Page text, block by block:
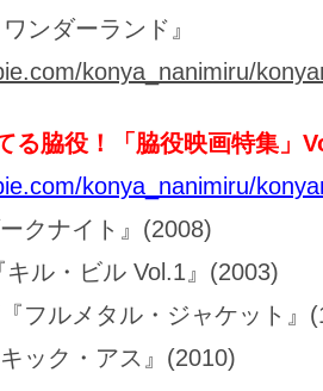
ンダーランド』
konya_nanimiru/
る脇役！「脇役映画特集」
konya_nanimiru/
クナイト』(2008)
ル・ビル Vol.1』(2003)
フルメタル・ジャケット』
ック・アス』(2010)